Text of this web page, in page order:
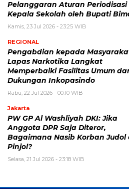
Pelanggaran Aturan Periodisasi
Kepala Sekolah oleh Bupati
Kamis, 23 Jul 2026 - 23:25 WIB
REGIONAL
Pengabdian kepada
Lapas Narkotika Langkat
Memperbaiki Fasilitas Umum
Dukungan Inkopasindo
Rabu, 22 Jul 2026 - 00:10 WIB
Jakarta
PW GP Al Washliyah DKI: Jika
Anggota DPR Saja Diteror,
Bagaimana Nasib Korban Judol
Pinjol?
Selasa, 21 Jul 2026 - 23:18 WIB